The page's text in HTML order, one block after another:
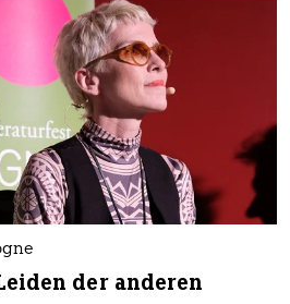
der anderen